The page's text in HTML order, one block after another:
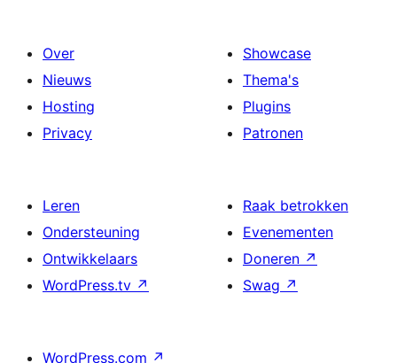
Over
Nieuws
Hosting
Privacy
Showcase
Thema's
Plugins
Patronen
Leren
Ondersteuning
Ontwikkelaars
WordPress.tv ↗
Raak betrokken
Evenementen
Doneren ↗
Swag ↗
WordPress.com ↗